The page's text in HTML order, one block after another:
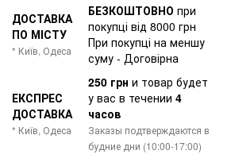
ДОСТАВКА
ПО МІСТУ
* Київ, Одеса
БЕЗКОШТОВНО при
покупці від 8000 грн
При покупці на меншу
суму - Договірна
ЕКСПРЕС
ДОСТАВКА
* Київ, Одеса
250 грн и товар будет
у вас в течении 4
часов
Заказы подтверждаются в
будние дни (10:00-17:00)